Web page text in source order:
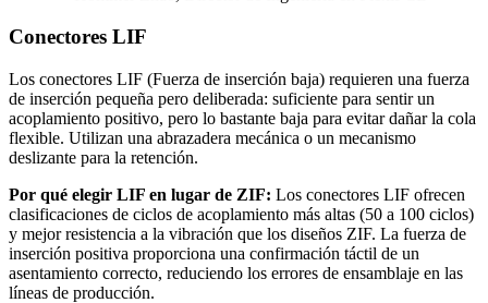
Conectores LIF
Los conectores LIF (Fuerza de inserción baja) requieren una fuerza
de inserción pequeña pero deliberada: suficiente para sentir un
acoplamiento positivo, pero lo bastante baja para evitar dañar la cola
flexible. Utilizan una abrazadera mecánica o un mecanismo
deslizante para la retención.
Por qué elegir LIF en lugar de ZIF: Los conectores LIF ofrecen
clasificaciones de ciclos de acoplamiento más altas (50 a 100 ciclos)
y mejor resistencia a la vibración que los diseños ZIF. La fuerza de
inserción positiva proporciona una confirmación táctil de un
asentamiento correcto, reduciendo los errores de ensamblaje en las
líneas de producción.